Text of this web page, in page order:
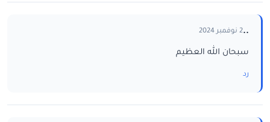
..2 نوفمبر 2024
سبحان الله العظيم
رد